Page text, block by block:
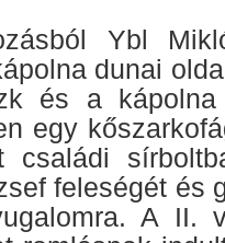
Ybl
dunai
és a
egy
feleségét és
A II.